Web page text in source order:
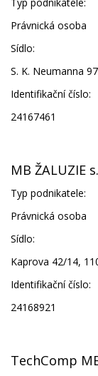
Právnická osoba
Sídlo:
S. K. Neumanna
Identifikační číslo:
24167461
MB ŽALUZIE
Typ podnikatele:
Právnická osoba
Sídlo:
Kaprova 42/14,
Identifikační číslo:
24168921
TechComp